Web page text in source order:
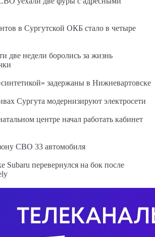
в Сургутской ОКБ стало в четыре
две недели боролись за жизнь
задержаны в Нижневартовске
Сургута модернизируют электросети
центре начал работать кабинет
СВО 33 автомобиля
перевернулся на бок после